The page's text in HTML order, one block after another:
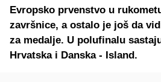
Evropsko prvenstvo u
završnice, a ostalo je još da
za medalje. U polufinalu
Hrvatska i Danska - Island.